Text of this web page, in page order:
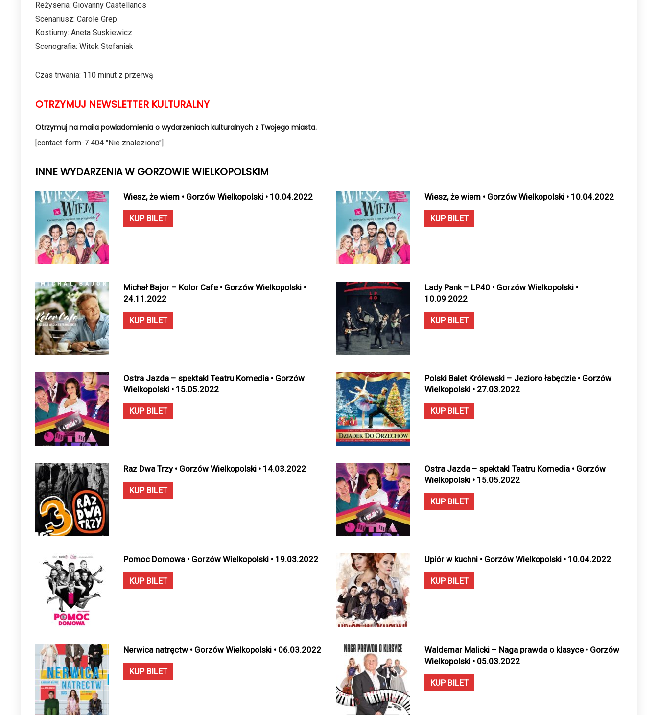
Reżyseria: Giovanny Castellanos
Scenariusz: Carole Grep
Kostiumy: Aneta Suskiewicz
Scenografia: Witek Stefaniak
Czas trwania: 110 minut z przerwą
OTRZYMUJ NEWSLETTER KULTURALNY
Otrzymuj na maila powiadomienia o wydarzeniach kulturalnych z Twojego miasta.
[contact-form-7 404 "Nie znaleziono"]
INNE WYDARZENIA W GORZOWIE WIELKOPOLSKIM
Wiesz, że wiem • Gorzów Wielkopolski • 10.04.2022
KUP BILET
Wiesz, że wiem • Gorzów Wielkopolski • 10.04.2022
KUP BILET
Michał Bajor – Kolor Cafe • Gorzów Wielkopolski •
24.11.2022
KUP BILET
Lady Pank – LP40 • Gorzów Wielkopolski •
10.09.2022
KUP BILET
Ostra Jazda – spektakl Teatru Komedia • Gorzów
Wielkopolski • 15.05.2022
KUP BILET
Polski Balet Królewski – Jezioro łabędzie • Gorzów
Wielkopolski • 27.03.2022
KUP BILET
Raz Dwa Trzy • Gorzów Wielkopolski • 14.03.2022
KUP BILET
Ostra Jazda – spektakl Teatru Komedia • Gorzów
Wielkopolski • 15.05.2022
KUP BILET
Pomoc Domowa • Gorzów Wielkopolski • 19.03.2022
KUP BILET
Upiór w kuchni • Gorzów Wielkopolski • 10.04.2022
KUP BILET
Nerwica natręctw • Gorzów Wielkopolski • 06.03.2022
KUP BILET
Waldemar Malicki – Naga prawda o klasyce • Gorzów
Wielkopolski • 05.03.2022
KUP BILET